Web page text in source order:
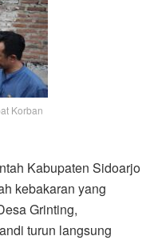
Korban
Kabupaten Sidoarjo
kebakaran yang
Grinting,
turun langsung